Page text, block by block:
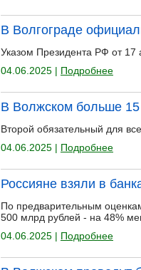
В Волгограде
Указом Президента РФ от 17
04.06.2025 | Подробнее
В Волжском больше 15
Второй обязательный для
04.06.2025 | Подробнее
Россияне взяли в
По предварительным
500 млрд рублей - на 48%
04.06.2025 | Подробнее